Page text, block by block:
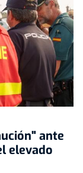
ante
elevado